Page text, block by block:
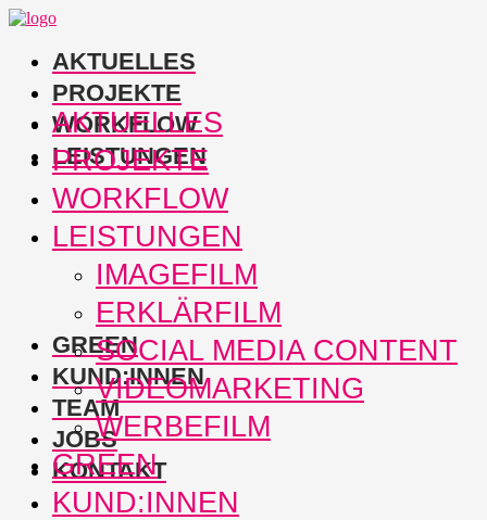
AKTUELLES
PROJEKTE
WORKFLOW
LEISTUNGEN
GREEN
KUND:INNEN
TEAM
JOBS
KONTAKT
AKTUELLES
PROJEKTE
WORKFLOW
LEISTUNGEN
IMAGEFILM
ERKLÄRFILM
SOCIAL MEDIA CONTENT
VIDEOMARKETING
WERBEFILM
GREEN
KUND:INNEN